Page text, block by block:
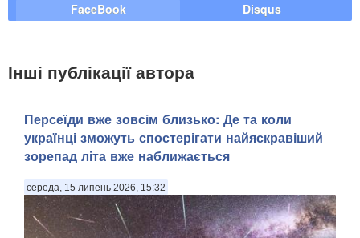
FaceBook Disqus
Інші публікації автора
Персеїди вже зовсім близько: Де та коли
українці зможуть спостерігати найяскравіший
зорепад літа вже наближається
середа, 15 липень 2026, 15:32